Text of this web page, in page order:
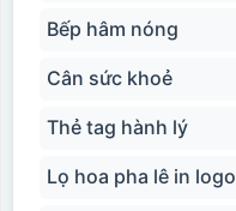
Bếp hâm nóng
Cân sức khoẻ
Thẻ tag hành lý
Lọ hoa pha lê in logo